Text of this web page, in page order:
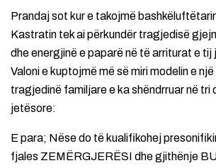
Prandaj sot kur e takojmë
Kastratin tek ai përkundër tragjedisë
dhe energjinë e paparë në të arriturat e
Valoni e kuptojmë më së miri modelin e
tragjedinë familjare e ka shëndrruar në tri
jetësore:
E para; Nëse do të kualifikohej
fjales ZEMËRGJERËSI dhe gjithënje